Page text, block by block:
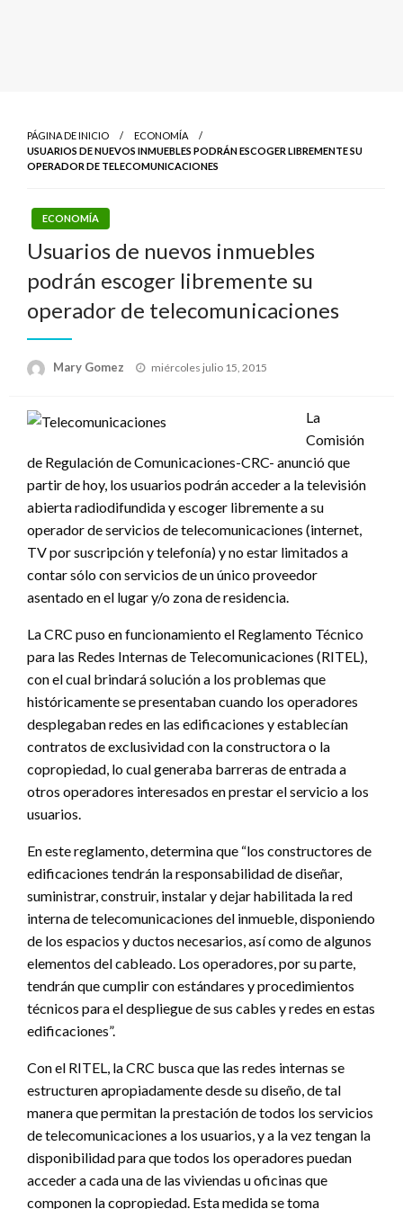
PÁGINA DE INICIO
ECONOMÍA
USUARIOS DE NUEVOS INMUEBLES PODRÁN ESCOGER LIBREMENTE SU
OPERADOR DE TELECOMUNICACIONES
ECONOMÍA
Usuarios de nuevos inmuebles
podrán escoger libremente su
operador de telecomunicaciones
Mary Gomez
Publicado
miércoles julio 15, 2015
La
Comisión
de Regulación de Comunicaciones-CRC- anunció que
partir de hoy, los usuarios podrán acceder a la televisión
abierta radiodifundida y escoger libremente a su
operador de servicios de telecomunicaciones (internet,
TV por suscripción y telefonía) y no estar limitados a
contar sólo con servicios de un único proveedor
asentado en el lugar y/o zona de residencia.
La CRC puso en funcionamiento el Reglamento Técnico
para las Redes Internas de Telecomunicaciones (RITEL),
con el cual brindará solución a los problemas que
históricamente se presentaban cuando los operadores
desplegaban redes en las edificaciones y establecían
contratos de exclusividad con la constructora o la
copropiedad, lo cual generaba barreras de entrada a
otros operadores interesados en prestar el servicio a los
usuarios.
En este reglamento, determina que “los constructores de
edificaciones tendrán la responsabilidad de diseñar,
suministrar, construir, instalar y dejar habilitada la red
interna de telecomunicaciones del inmueble, disponiendo
de los espacios y ductos necesarios, así como de algunos
elementos del cableado. Los operadores, por su parte,
tendrán que cumplir con estándares y procedimientos
técnicos para el despliegue de sus cables y redes en estas
edificaciones”.
Con el RITEL, la CRC busca que las redes internas se
estructuren apropiadamente desde su diseño, de tal
manera que permitan la prestación de todos los servicios
de telecomunicaciones a los usuarios, y a la vez tengan la
disponibilidad para que todos los operadores puedan
acceder a cada una de las viviendas u oficinas que
componen la copropiedad. Esta medida se toma